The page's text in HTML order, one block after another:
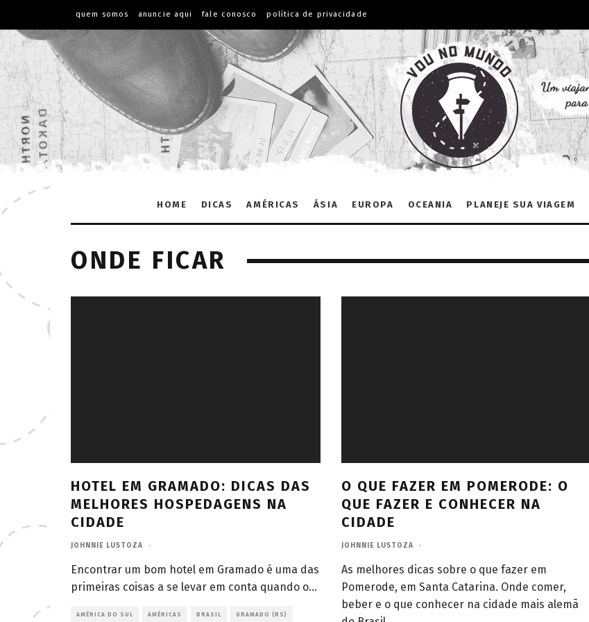
quem somos anuncie aqui fale conosco política de privacidade
HOME DICAS AMÉRICAS ÁSIA EUROPA OCEANIA PLANEJE SUA VIAGEM
ONDE FICAR
HOTEL EM GRAMADO: DICAS DAS
MELHORES HOSPEDAGENS NA
CIDADE
JOHNNIE LUSTOZA ·
Encontrar um bom hotel em Gramado é uma das
primeiras coisas a se levar em conta quando o...
AMÉRICA DO SUL AMÉRICAS BRASIL GRAMADO (RS)
O QUE FAZER EM POMERODE: O
QUE FAZER E CONHECER NA
CIDADE
JOHNNIE LUSTOZA ·
As melhores dicas sobre o que fazer em
Pomerode, em Santa Catarina. Onde comer,
beber e o que conhecer na cidade mais alemã